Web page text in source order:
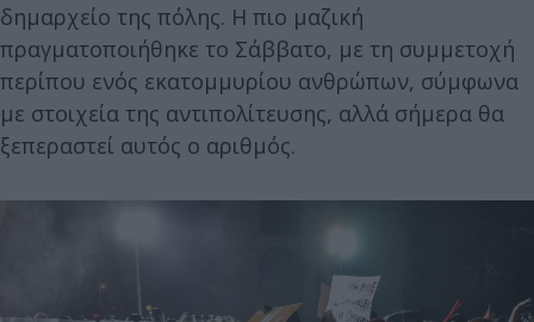
δημαρχείο της πόλης. Η πιο μαζική
πραγματοποιήθηκε το Σάββατο, με τη συμμετοχή
περίπου ενός εκατομμυρίου ανθρώπων, σύμφωνα
με στοιχεία της αντιπολίτευσης, αλλά σήμερα θα
ξεπεραστεί αυτός ο αριθμός.